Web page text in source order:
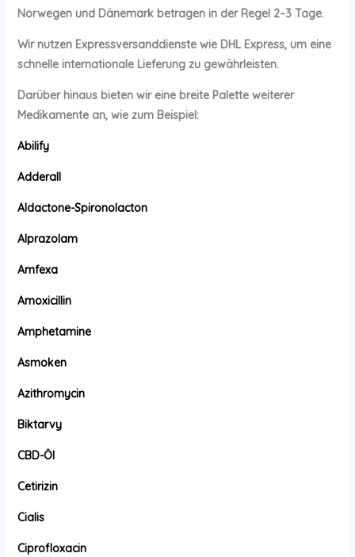
Norwegen und Dänemark betragen in der Regel 2–3 Tage.
Wir nutzen Expressversanddienste wie DHL Express, um eine
schnelle internationale Lieferung zu gewährleisten.
Darüber hinaus bieten wir eine breite Palette weiterer
Medikamente an, wie zum Beispiel:
Abilify
Adderall
Aldactone-Spironolacton
Alprazolam
Amfexa
Amoxicillin
Amphetamine
Asmoken
Azithromycin
Biktarvy
CBD-Öl
Cetirizin
Cialis
Ciprofloxacin